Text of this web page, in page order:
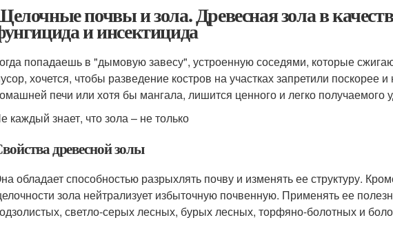
почвы и зола. Древесная зола в
и инсектицида
попадаешь в "дымовую завесу", устроенную соседями, которые
хочется, чтобы разведение костров на участках запретили поскорее и
печи или хотя бы мангала, лишится ценного и легко получаемого
каждый знает, что зола – не только
древесной золы
обладает способностью разрыхлять почву и изменять ее структуру.
зола нейтрализует избыточную почвенную. Применять ее
светло-серых лесных, бурых лесных, торфяно-болотных и